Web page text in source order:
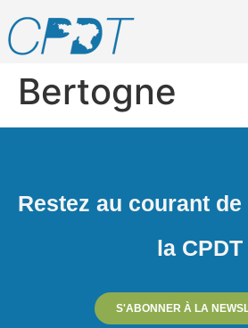
Bertogne
Restez au courant
la CPDT
S'ABONNER À LA